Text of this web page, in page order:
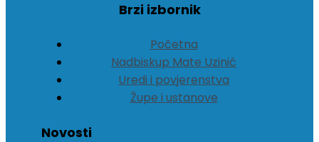
Brzi izbornik
Početna
Nadbiskup Mate Uzinić
Uredi i povjerenstva
Župe i ustanove
Novosti